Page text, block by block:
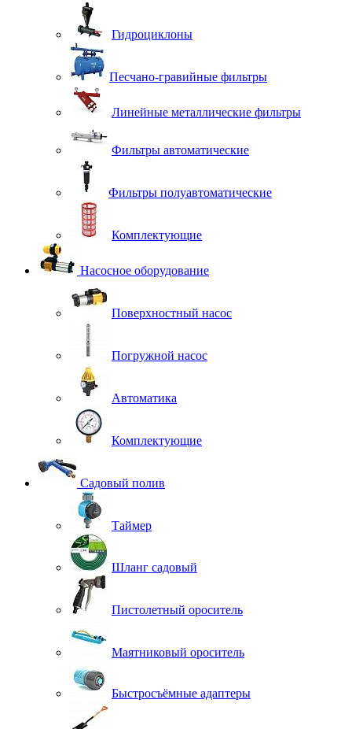
Гидроциклоны
Песчано-гравийные фильтры
Линейные металлические фильтры
Фильтры автоматические
Фильтры полуавтоматические
Комплектующие
Насосное оборудование
Поверхностный насос
Погружной насос
Автоматика
Комплектующие
Садовый полив
Таймер
Шланг садовый
Пистолетный ороситель
Маятниковый ороситель
Быстросъёмные адаптеры